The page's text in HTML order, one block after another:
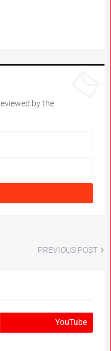
by the
PREVIOUS POST
YouTube